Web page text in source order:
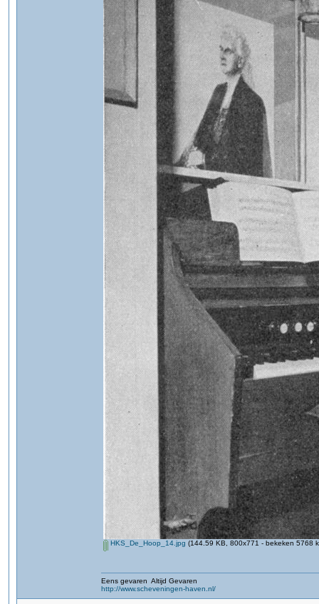
HKS_De_Hoop_14.jpg (144.59 KB, 800x771 - bekeken 5768
Eens gevaren Altijd Gevaren
http://www.scheveningen-haven.nl/